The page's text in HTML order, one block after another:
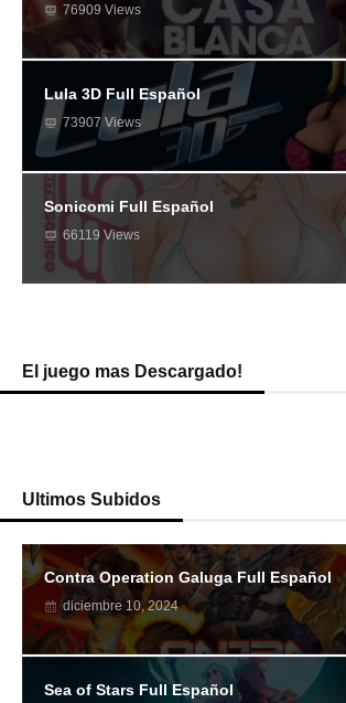
76909 Views
Lula 3D Full Español
73907 Views
Sonicomi Full Español
66119 Views
El juego mas Descargado!
Ultimos Subidos
Contra Operation Galuga Full Español
diciembre 10, 2024
Sea of Stars Full Español